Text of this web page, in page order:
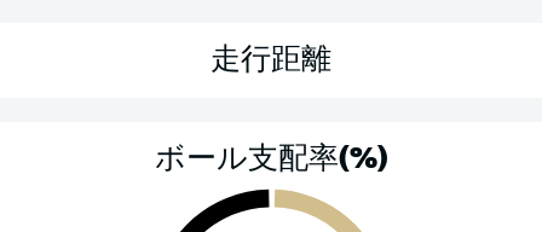
走行距離
ボール支配率(%)